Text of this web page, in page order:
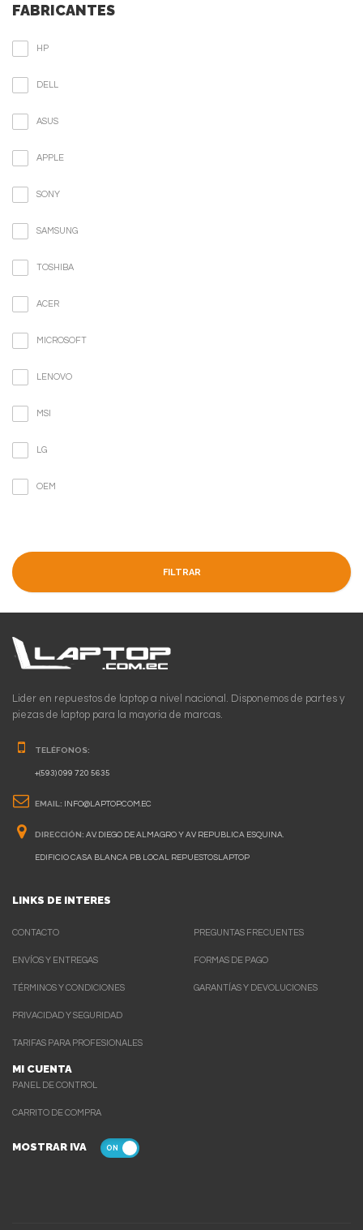
FABRICANTES
HP
DELL
ASUS
APPLE
SONY
SAMSUNG
TOSHIBA
ACER
MICROSOFT
LENOVO
MSI
LG
OEM
FILTRAR
Lider en repuestos de laptop a nivel nacional. Disponemos de partes y
piezas de laptop para la mayoria de marcas.
TELÉFONOS:
+(593) 099 720 5635
EMAIL: INFO@LAPTOP.COM.EC
DIRECCIÓN: AV. DIEGO DE ALMAGRO Y AV REPUBLICA ESQUINA.
EDIFICIO CASA BLANCA PB LOCAL REPUESTOSLAPTOP
LINKS DE INTERES
CONTACTO
ENVÍOS Y ENTREGAS
TÉRMINOS Y CONDICIONES
PRIVACIDAD Y SEGURIDAD
TARIFAS PARA PROFESIONALES
MI CUENTA
PANEL DE CONTROL
CARRITO DE COMPRA
PREGUNTAS FRECUENTES
FORMAS DE PAGO
GARANTÍAS Y DEVOLUCIONES
MOSTRAR IVA